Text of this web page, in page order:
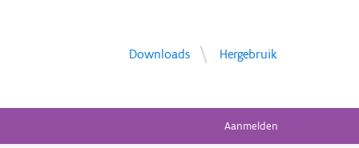
Downloads Hergebruik
Aanmelden